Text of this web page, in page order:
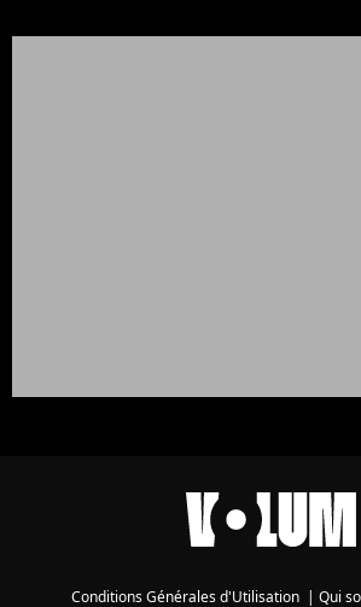
Conditions Générales d'Utilisation | Qui